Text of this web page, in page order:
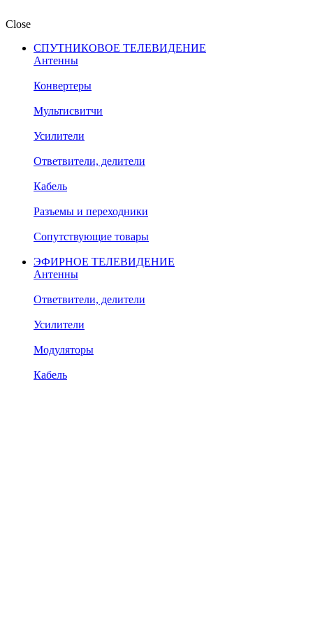
Close
СПУТНИКОВОЕ ТЕЛЕВИДЕНИЕ
Антенны
Конвертеры
Мультисвитчи
Усилители
Ответвители, делители
Кабель
Разъемы и переходники
Сопутствующие товары
ЭФИРНОЕ ТЕЛЕВИДЕНИЕ
Антенны
Ответвители, делители
Усилители
Модуляторы
Кабель